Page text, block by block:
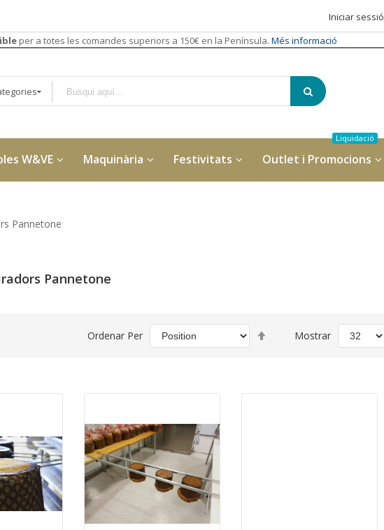
Iniciar sessió
per a totes les comandes superiors a 150€ en la Península. Més informació
W&VE Maquinària Festivitats Outlet i Promocions
Pannetone
Pannetone
Ordenar Per Mostrar